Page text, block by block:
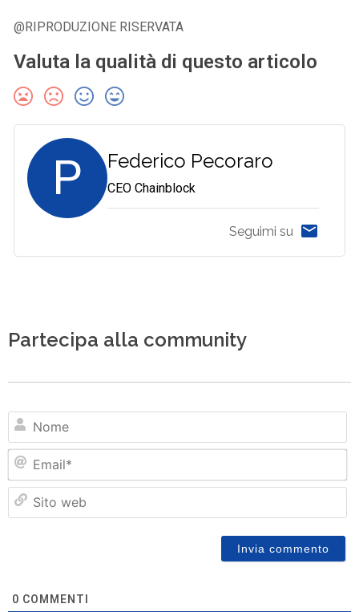
@RIPRODUZIONE RISERVATA
Valuta la qualità di questo articolo
P Federico Pecoraro
CEO Chainblock
Seguimi su
Partecipa alla community
0 COMMENTI